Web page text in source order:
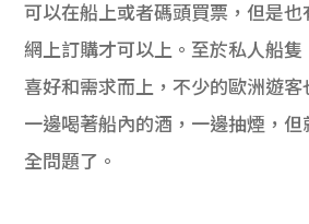
可以在船上或者碼頭買票，但是也
網上訂購才可以上。至於私人船隻
喜好和需求而上，不少的歐洲遊客
一邊喝著船內的酒，一邊抽煙，
全問題了。